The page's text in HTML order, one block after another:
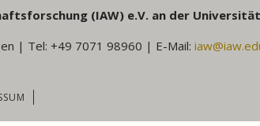
(IAW) e.V. an der
| Tel: +49 7071 98960 | E-Mail: